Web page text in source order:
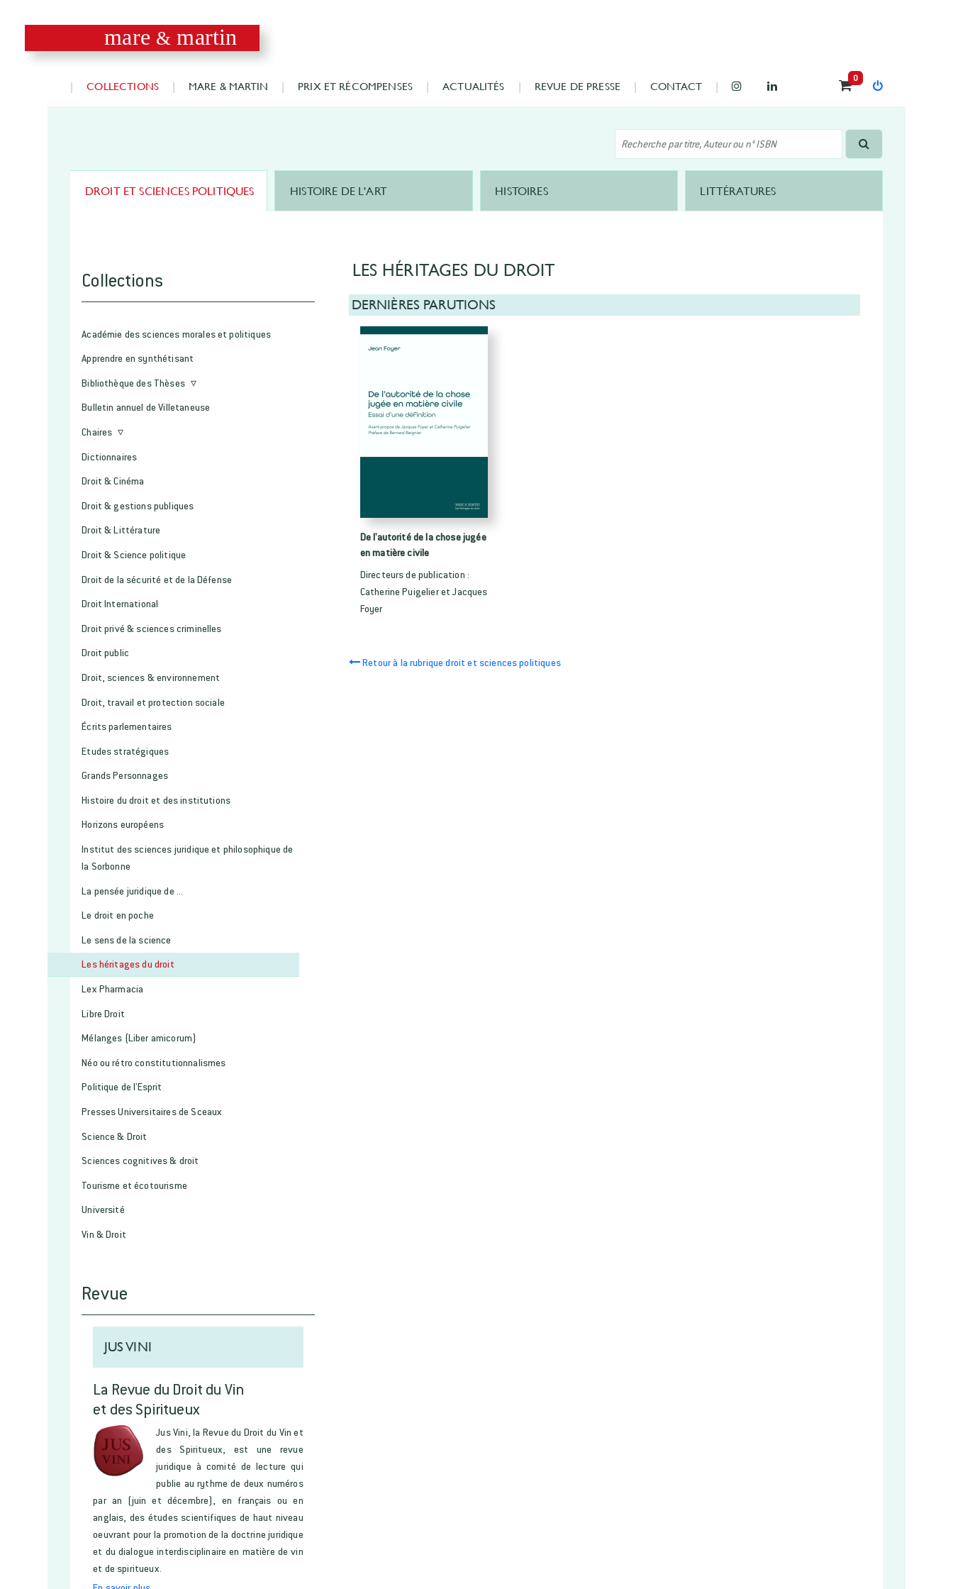
mare & martin
COLLECTIONS MARE & MARTIN PRIX ET RÉCOMPENSES ACTUALITÉS REVUE DE PRESSE CONTACT
0
DROIT ET SCIENCES POLITIQUES HISTOIRE DE L'ART HISTOIRES LITTÉRATURES
Collections
Académie des sciences morales et politiques
Apprendre en synthétisant
Bibliothèque des Thèses
Bulletin annuel de Villetaneuse
Chaires
Dictionnaires
Droit & Cinéma
Droit & gestions publiques
Droit & Littérature
Droit & Science politique
Droit de la sécurité et de la Défense
Droit International
Droit privé & sciences criminelles
Droit public
Droit, sciences & environnement
Droit, travail et protection sociale
Écrits parlementaires
Etudes stratégiques
Grands Personnages
Histoire du droit et des institutions
Horizons européens
Institut des sciences juridique et philosophique de
la Sorbonne
La pensée juridique de ...
Le droit en poche
Le sens de la science
Les héritages du droit
Lex Pharmacia
Libre Droit
Mélanges (Liber amicorum)
Néo ou rétro constitutionnalismes
Politique de l'Esprit
Presses Universitaires de Sceaux
Science & Droit
Sciences cognitives & droit
Tourisme et écotourisme
Université
Vin & Droit
Revue
JUS VINI
La Revue du Droit du Vin
et des Spiritueux
Jus Vini, la Revue du Droit du Vin et
des Spiritueux, est une revue
juridique à comité de lecture qui
publie au rythme de deux numéros
par an (juin et décembre), en français ou en
anglais, des études scientifiques de haut niveau
oeuvrant pour la promotion de la doctrine juridique
et du dialogue interdisciplinaire en matière de vin
et de spiritueux.
LES HÉRITAGES DU DROIT
DERNIÈRES PARUTIONS
De l'autorité de la chose jugée
en matière civile
Directeurs de publication :
Catherine Puigelier et Jacques
Foyer
Retour à la rubrique droit et sciences politiques